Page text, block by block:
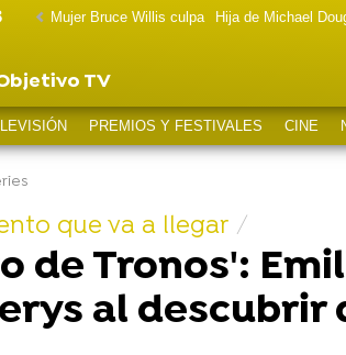
Mujer Bruce Willis culpa Hija de Michael
TV
PREMIOS Y FESTIVALES CINE
que va a llegar
de Tronos':
al descubrir